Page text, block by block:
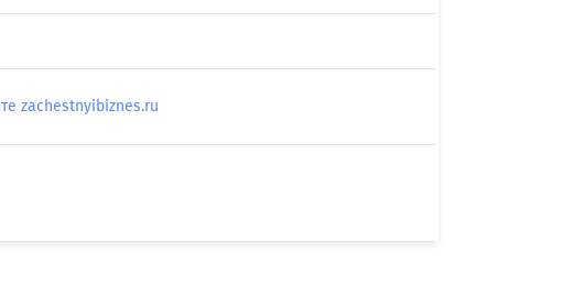
zachestnyibiznes.ru